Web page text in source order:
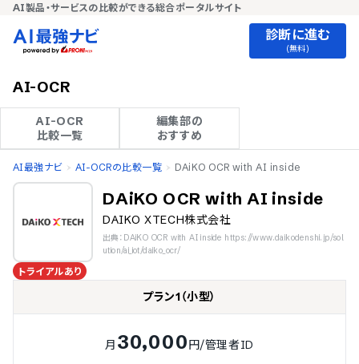
AI製品・サービスの比較ができる総合ポータルサイト
診断に進む
(無料)
AI-OCR
AI-OCR
比較一覧
編集部の
おすすめ
AI最強ナビ AI-OCRの比較一覧 DAiKO OCR with AI inside
DAiKO OCR with AI inside
DAIKO XTECH株式会社
出典：DAiKO OCR with AI inside https://www.daikodenshi.jp/sol
ution/ai_iot/daiko_ocr/
トライアルあり
プラン1（小型）
月 30,000円/管理者ID